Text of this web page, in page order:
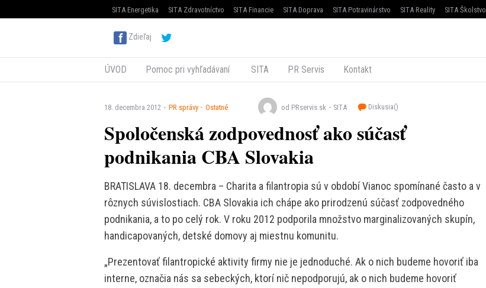
SITA Energetika SITA Zdravotníctvo SITA Financie SITA Doprava SITA Potravinárstvo SITA Reality SITA Školstvo
Zdieľaj
ÚVOD Pomoc pri vyhľadávaní SITA PR Servis Kontakt
18. decembra 2012 PR správy Ostatné od PRservis.sk SITA Diskusia()
Spoločenská zodpovednosť ako súčasť
podnikania CBA Slovakia
BRATISLAVA 18. decembra – Charita a filantropia sú v období Vianoc spomínané často a v
rôznych súvislostiach. CBA Slovakia ich chápe ako prirodzenú súčasť zodpovedného
podnikania, a to po celý rok. V roku 2012 podporila množstvo marginalizovaných skupín,
handicapovaných, detské domovy aj miestnu komunitu.
„Prezentovať filantropické aktivity firmy nie je jednoduché. Ak o nich budeme hovoriť iba
interne, označia nás sa sebeckých, ktorí nič nepodporujú, ak o nich budeme hovoriť